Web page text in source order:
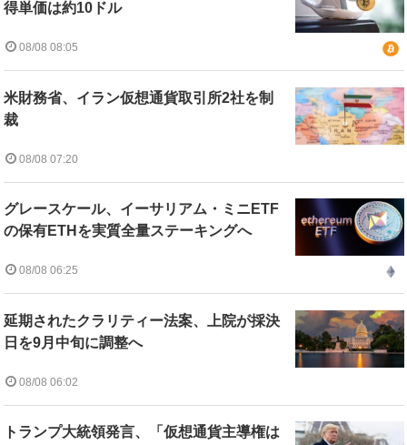
得単価は約10ドル
08/08 08:05
米財務省、イラン仮想通貨取引所2社を制
裁
08/08 07:20
グレースケール、イーサリアム・ミニETF
の保有ETHを実質全量ステーキングへ
08/08 06:25
延期されたクラリティー法案、上院が採決
日を9月中旬に調整へ
08/08 06:02
トランプ大統領発言、「仮想通貨主導権は